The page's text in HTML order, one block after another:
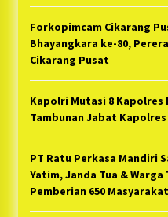
Forkopimcam Cikarang
Bhayangkara ke-80,
Cikarang Pusat
Kapolri Mutasi 8 Kapolres
Tambunan Jabat
PT Ratu Perkasa Mandiri
Yatim, Janda Tua &
Pemberian 650